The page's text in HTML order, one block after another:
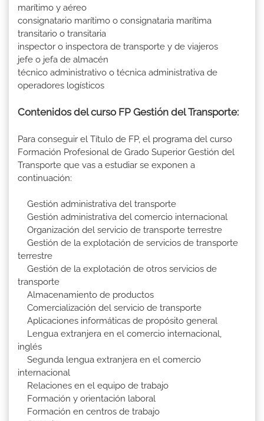
marítimo y aéreo
consignatario marítimo o consignataria marítima
transitario o transitaria
inspector o inspectora de transporte y de viajeros
jefe o jefa de almacén
técnico administrativo o técnica administrativa de
operadores logísticos
Contenidos del curso FP Gestión del Transporte:
Para conseguir el Título de FP, el programa del curso
Formación Profesional de Grado Superior Gestión del
Transporte que vas a estudiar se exponen a
continuación:
Gestión administrativa del transporte
Gestión administrativa del comercio internacional
Organización del servicio de transporte terrestre
Gestión de la explotación de servicios de transporte
terrestre
Gestión de la explotación de otros servicios de
transporte
Almacenamiento de productos
Comercialización del servicio de transporte
Aplicaciones informáticas de propósito general
Lengua extranjera en el comercio internacional,
inglés
Segunda lengua extranjera en el comercio
internacional
Relaciones en el equipo de trabajo
Formación y orientación laboral
Formación en centros de trabajo